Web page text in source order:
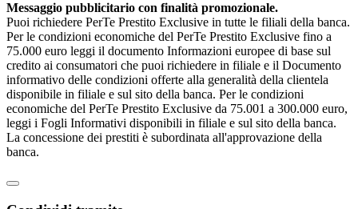
Messaggio pubblicitario con finalità promozionale.
Puoi richiedere PerTe Prestito Exclusive in tutte le filiali della banca.
Per le condizioni economiche del PerTe Prestito Exclusive fino a
75.000 euro leggi il documento Informazioni europee di base sul
credito ai consumatori che puoi richiedere in filiale e il Documento
informativo delle condizioni offerte alla generalità della clientela
disponibile in filiale e sul sito della banca. Per le condizioni
economiche del PerTe Prestito Exclusive da 75.001 a 300.000 euro,
leggi i Fogli Informativi disponibili in filiale e sul sito della banca.
La concessione dei prestiti è subordinata all'approvazione della
banca.